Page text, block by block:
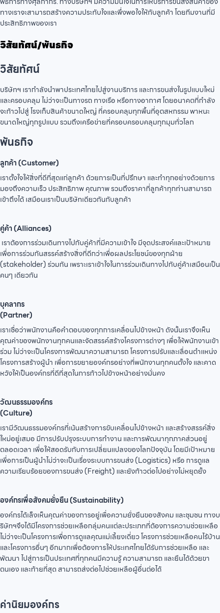
ทางเราจะสามารถสร้างความประทับใจและพึ่งพอใจให้กับลูกค้า โดยทีมงานที่มี
ประสิทธิภาพของเรา
วิสัยทัศน์/พันธกิจ
วิสัยทัศน์
บริษัทฯ เรากำลังนำพาประเทศไทยไปสู่งานบริการ และการขนส่งในรูปแบบใหม่
และครอบคลุม ไม่ว่าจะเป็นทางรถ ทางเรือ หรือทางอากาศ โดยอนาคตที่กำลัง
จะก้าวไปสู่ โรงเก็บสินค้าขนาดใหญ่ ที่ครอบคลุมทุกพื้นที่อุตสหกรรม พาหนะ
ขนาดใหญ่ทุกรูปแบบ รวมถึงเครือข่ายที่ครอบครอบคลุมทุกมุมทั่วโลก
พันธกิจ
ลูกค้า (Customer)
เราตั้งใจให้สิ่งที่ดีที่สุดแก่ลูกค้า ด้วยการเป็นที่ปรึกษา และทำทุกอย่างด้วยการ
มองถึงความเร็ว ประสิทธิภาพ คุณภาพ รวมถึงราคาที่ลูกค้าทุกท่านสามารถ
เข้าถึงได้ เสมือนเราเป็นบริษัทเดียวกันกับลูกค้า
คู่ค้า (Alliances)
เราต้องการร่วมเดินทางไปกับคู่ค้าที่มีความเข้าใจ มีจุดประสงค์และเป้าหมาย
เพื่อการร่วมกันสรรค์สร้างสิ่งที่ดีกว่าเพื่อผลประโยชน์ของทุกฝ่าย
(stakeholder) ร่วมกัน เพราะเราเข้าใจในการร่วมเดินทางไปกับคู่ค้าเสมือนเป็น
คนๆ เดียวกัน
บุคลากร
(Partner)
เราเชื่อว่าพนักงานคือคำตอบของทุกการเคลื่อนไปข้างหน้า ดังนั้นเราจึงเห็น
คุณค่าของพนักงานทุกคนและจัดสรรค์สร้างโครงการต่างๆ เพื่อให้พนักงานเข้า
ร่วม ไม่ว่าจะเป็นโครงการพัฒนาความสามารถ โครงการปรับและเลื่อนตำแหน่ง
โครงการสร้างผู้นำ เพื่อการขยายองค์กรอย่างที่พนักงานทุกคนตั้งใจ และคาด
หวังให้เป็นองค์กรที่ดีที่สุดในการก้าวไปข้างหน้าอย่างมั่นคง
วัฒนธรรมองค์กร
(Culture)
เรามีวัฒนธรรมองค์กรที่เน้นสร้างการขับเคลื่อนไปข้างหน้า และสร้างสรรค์สิ่ง
ใหม่อยู่เสมอ มีการปรับปรุงระบบการทำงาน และการพัฒนาทุกภาคส่วนอยู่
ตลอดเวลา เพื่อให้สอดรับกับการเปลี่ยนแปลงของโลกปัจจุบัน โดยมีเป้าหมาย
เพื่อการเป็นผู้นำไม่ว่าจะเป็นเรื่องระบบการขนส่ง (Logistics) หรือ การดูแล
ความเรียบร้อยของการขนส่ง (Freight) และยังก้าวต่อไปอย่างไม่หยุดยั้ง
องค์กรเพื่อสังคมยั่งยืน (Sustainability)
องค์กรได้เล็งเห็นคุณค่าของการอยู่เพื่อความยั่งยืนของสังคม และชุมชน ทางบ
ริษัทฯจึงได้มีโครงการช่วยเหลือกลุ่มคนแต่ละประเภทที่ต้องการความช่วยเหลือ
ไม่ว่าจะเป็นโครงการเพื่อการดูแลคุณแม่เลี้ยงเดี่ยว โครงการช่วยเหลือคนไร้บ้าน
และโครงการอื่นๆ อีกมากเพื่อต้องการให้ประเทศไทยได้รับการช่วยเหลือ และ
พัฒนา ไปสู่การเป็นประเทศที่ทุกคนมีความรู้ ความสามารถ และยืนได้ด้วยขา
ตนเอง และท้ายที่สุด สามารถส่งต่อไปช่วยเหลือผู้อื่นต่อได้
ค่านิยมองค์กร